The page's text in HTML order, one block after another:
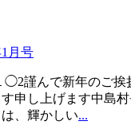
月号
◯2謹んで新年のご挨
申し上げます中島
、輝かしい...